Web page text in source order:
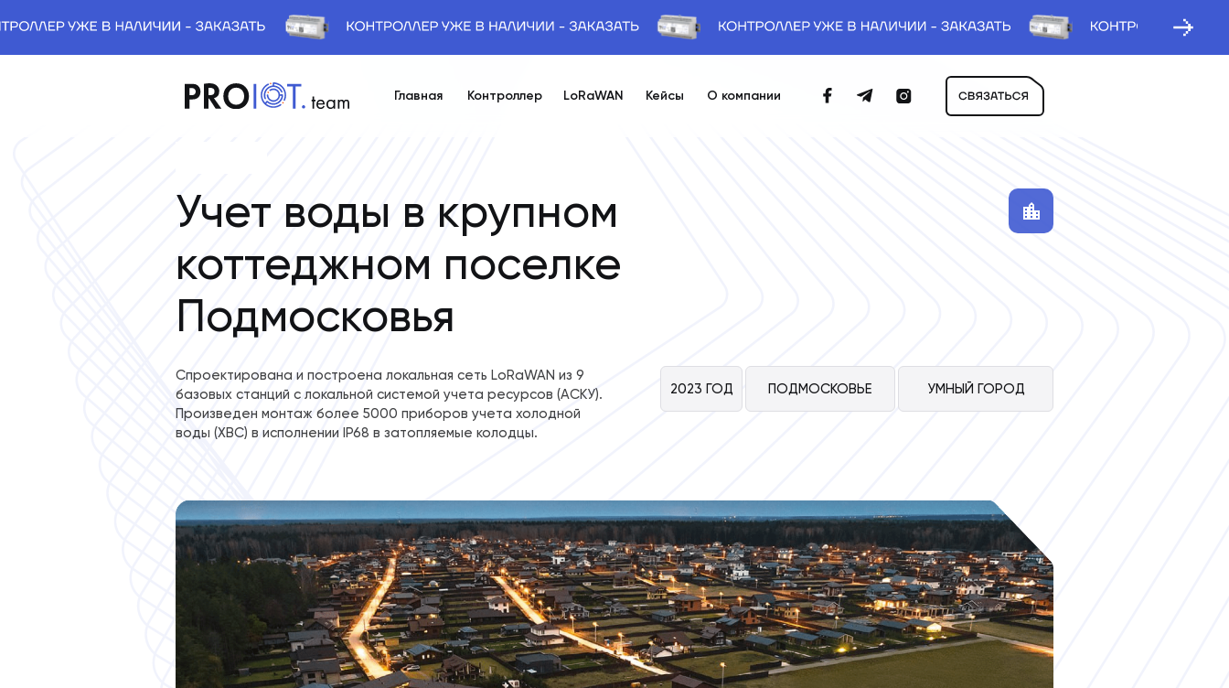
Главная Контроллер Кейсы
LoRaWAN О компании
Учет воды в крупном
коттеджном поселке
Подмосковья
Спроектирована и построена локальная сеть LoRaWAN из 9
базовых станций с локальной системой учета ресурсов (АСКУ).
Произведен монтаж более 5000 приборов учета холодной
воды (ХВС) в исполнении IP68 в затопляемые колодцы.
2023 ГОД ПОДМОСКОВЬЕ УМНЫЙ ГОРОД